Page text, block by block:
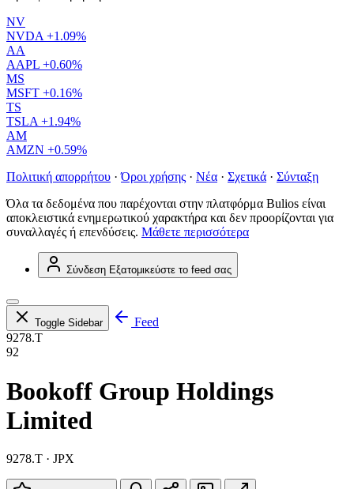
NV
NVDA +1.09%
AA
AAPL +0.60%
MS
MSFT +0.16%
TS
TSLA +1.94%
AM
AMZN +0.59%
Πολιτική απορρήτου · Όροι χρήσης · Νέα · Σχετικά · Σύνταξη
Όλα τα δεδομένα που παρέχονται στην πλατφόρμα Bulios είναι
αποκλειστικά ενημερωτικού χαρακτήρα και δεν προορίζονται για
συναλλαγές ή επενδύσεις. Μάθετε περισσότερα
Σύνδεση Εξατομικεύστε το feed σας
Toggle Sidebar
Feed
9278.T
92
Bookoff Group Holdings
Limited
9278.T · JPX